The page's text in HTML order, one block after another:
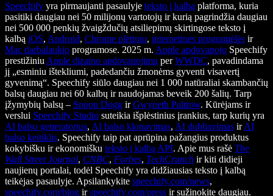
Speechify yra pirmaujanti pasaulyje teksto į kalbą platforma, kuria
pasitiki daugiau nei 50 milijonų vartotojų ir kurią pagrindžia daugiau
nei 500 000 penkių žvaigždučių atsiliepimų skirtingose teksto į
kalbą iOS, Android, Chrome plėtinio, internetinės programėlės ir
Mac darbalaukio programose. 2025 m. Apple apdovanojo Speechify
prestižiniu Apple dizaino apdovanojimu perWWDC, pavadindama
jį „esminiu ištekliumi, padedančiu žmonėms gyventi visavertį
gyvenimą“. Speechify siūlo daugiau nei 1 000 natūraliai skambančių
balsų daugiau nei 60 kalbų ir naudojamas beveik 200 šalių. Tarp
įžymybių balsų – Snoop Dogg irGwyneth Paltrow. Kūrėjams ir
verslui Speechify Studio suteikia išplėstinius įrankius, tarp kurių yra
AI balso generatorius, AI balso klonavimas, AI dubliavimas irAI
balso keitiklis. Speechify taip pat aprūpina pažangius produktus
kokybišku ir ekonomišku teksto į kalbą API. Apie mus rašė The
Wall Street Journal, CNBC, Forbes, TechCrunch ir kiti didieji
naujienų portalai, todėl Speechify yra didžiausias teksto į kalbą
teikėjas pasaulyje. Apsilankykite speechify.com/news,
speechify.com/blog irspeechify.com/press ir sužinokite daugiau.